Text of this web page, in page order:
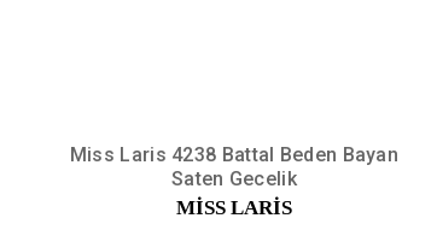
Miss Laris 4238 Battal Beden Bayan
Saten Gecelik
MİSS LARİS